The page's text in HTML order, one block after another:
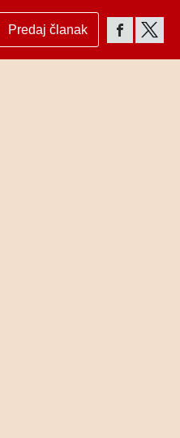
Predaj članak